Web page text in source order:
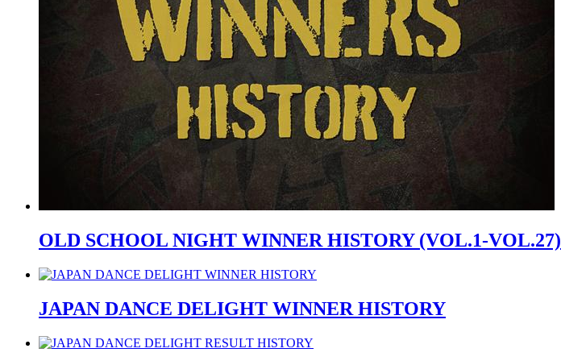
OLD SCHOOL NIGHT WINNER HISTORY (VOL.1-VOL.27)
JAPAN DANCE DELIGHT WINNER HISTORY